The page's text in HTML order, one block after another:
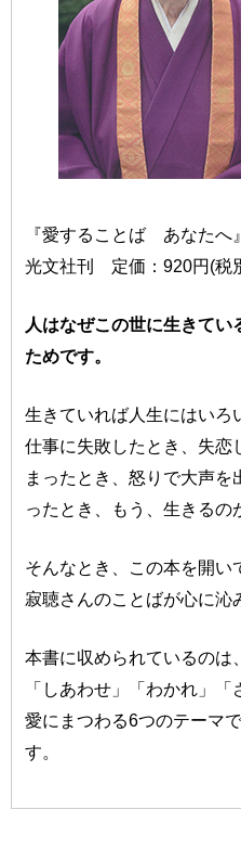
『愛することば あなた
光文社刊 定価：920円(税
人はなぜこの世に生きて
ためです。
生きていれば人生にはいろ
仕事に失敗したとき、失恋
まったとき、怒りで大声
ったとき、もう、生きる
そんなとき、この本を開い
寂聴さんのことばが心に沁
本書に収められているのは
「しあわせ」「わかれ」
愛にまつわる6つのテーマ
す。